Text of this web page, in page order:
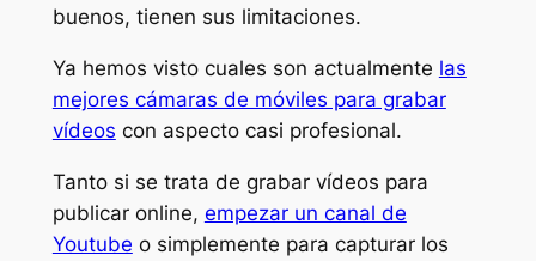
buenos, tienen sus limitaciones.
Ya hemos visto cuales son actualmente las
mejores cámaras de móviles para grabar
vídeos con aspecto casi profesional.
Tanto si se trata de grabar vídeos para
publicar online, empezar un canal de
Youtube o simplemente para capturar los